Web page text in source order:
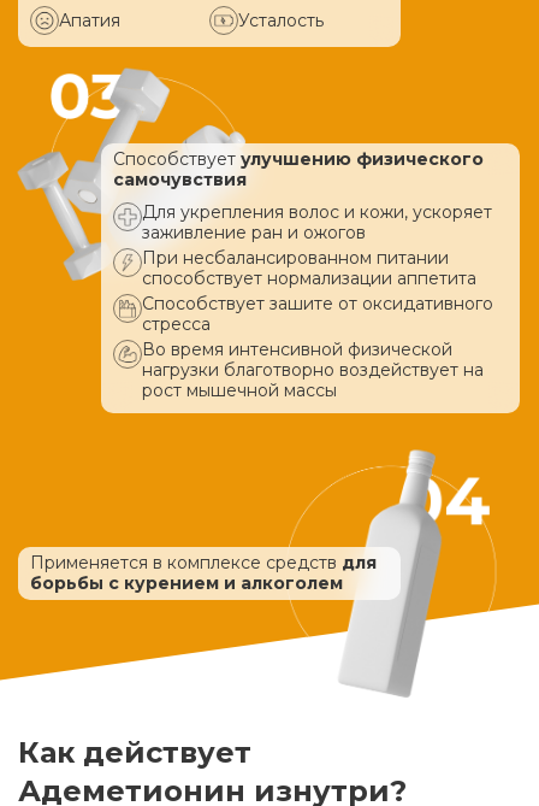
Апатия
Усталость
Способствует улучшению физического
самочувствия
Для укрепления волос и кожи, ускоряет
заживление ран и ожогов
При несбалансированном питании
способствует нормализации аппетита
Способствует зашите от оксидативного
стресса
Во время интенсивной физической
нагрузки благотворно воздействует на
рост мышечной массы
Применяется в комплексе средств для
борьбы с курением и алкоголем
Как действует
Адеметионин изнутри?